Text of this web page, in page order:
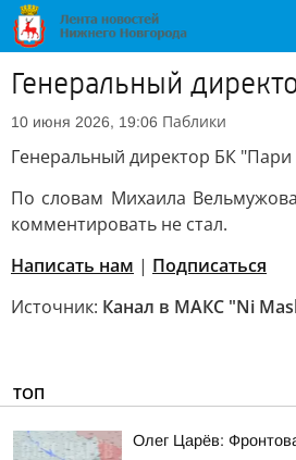
Генеральный
10 июня 2026, 19:06 Паблики
Генеральный директор БК
По словам Михаила
комментировать не стал.
Написать нам | Подписаться
Источник: Канал в МАКС "Ni
ТОП
Олег Царёв: